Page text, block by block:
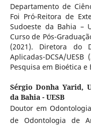
Departamento de
Foi Pró-Reitora de
Sudoeste da Bahia –
Curso de Pós-
(2021). Diretora do
Aplicadas-DCSA/
Pesquisa em Bioética e
Sérgio Donha Yarid,
da Bahia - UESB
Doutor em
de Odontologia de